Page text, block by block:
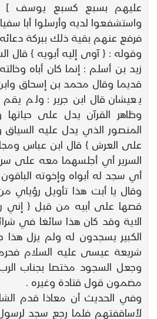
عليهم بسبع كسبع يوسف ]
واستشفعوا لديه وأرسلوا أبا
فرفع عنهم بقية ذلك ببركة دعائه
وقوله : { آوى إليه أبويه } قال
زيد بن أسلم : إنما كان أباه
قديما وقال محمد بن إسحاق
يعيشان قال ابن جرير : ولم
وظاهر القرآن يدل على
المنصور الذي يدل عليه
على العرش } قال ابن عباس
السرير أي أجلسهما معه على
أي سجد له أبواه وإخوته الباقون
وقال يا أبت هذا تأويل رؤياي
قصها على أبيه من قبل { إني
الاية وقد كان هذا سائغا في
الكبير يسجدون له ولم يزل هذا
شريعة عيسى عليه السلام
وجعل السجود مختصا بجناب
مضمون قول قتادة وغيره .
وفي الحديث أن معاذا قدم
لأساقفتهم فلما رجع سجد